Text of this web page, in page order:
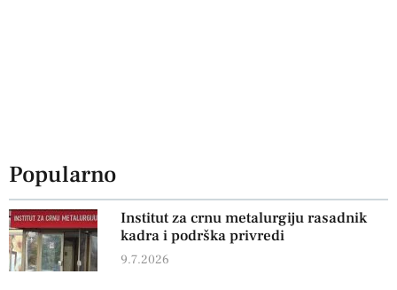
Popularno
Institut za crnu metalurgiju rasadnik
kadra i podrška privredi
9.7.2026